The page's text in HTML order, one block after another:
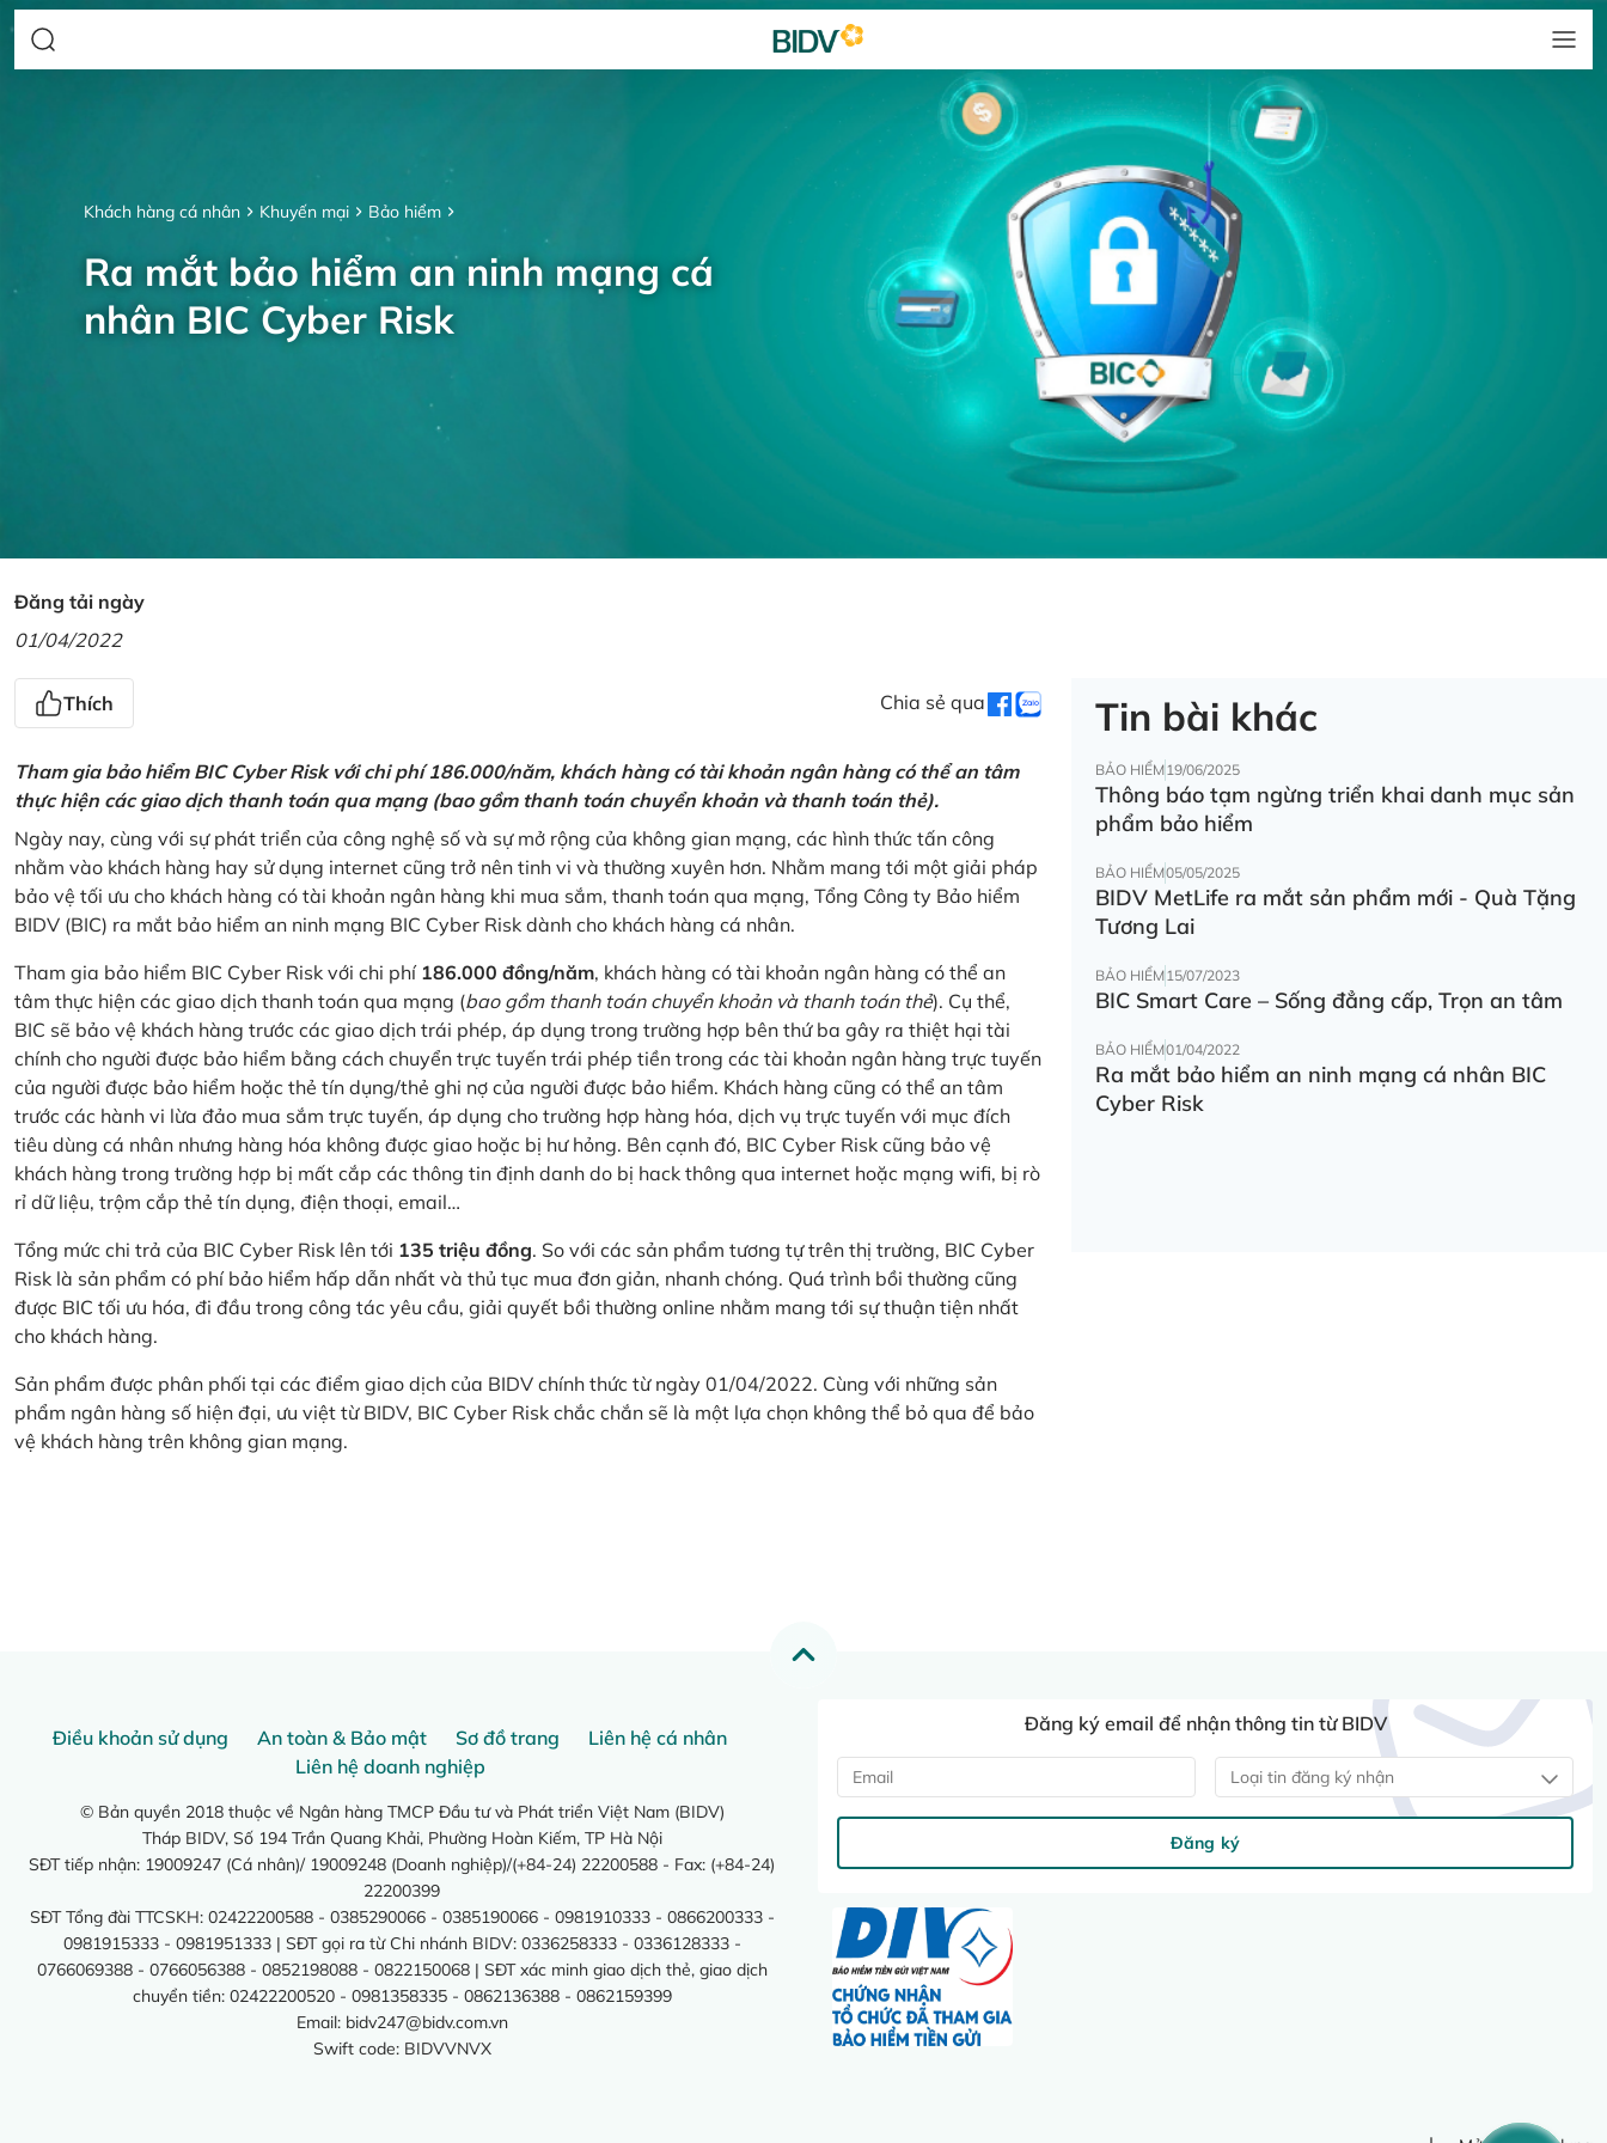
Khách hàng cá nhân Khuyến mại Bảo hiểm
Ra mắt bảo hiểm an ninh mạng cá
nhân BIC Cyber Risk
Đăng tải ngày
01/04/2022
Thích Chia sẻ qua
Tham gia bảo hiểm BIC Cyber Risk với chi phí 186.000/năm, khách hàng có tài khoản ngân hàng có thể an tâm
thực hiện các giao dịch thanh toán qua mạng (bao gồm thanh toán chuyển khoản và thanh toán thẻ).
Ngày nay, cùng với sự phát triển của công nghệ số và sự mở rộng của không gian mạng, các hình thức tấn công
nhằm vào khách hàng hay sử dụng internet cũng trở nên tinh vi và thường xuyên hơn. Nhằm mang tới một giải pháp
bảo vệ tối ưu cho khách hàng có tài khoản ngân hàng khi mua sắm, thanh toán qua mạng, Tổng Công ty Bảo hiểm
BIDV (BIC) ra mắt bảo hiểm an ninh mạng BIC Cyber Risk dành cho khách hàng cá nhân.
Tham gia bảo hiểm BIC Cyber Risk với chi phí 186.000 đồng/năm, khách hàng có tài khoản ngân hàng có thể an
tâm thực hiện các giao dịch thanh toán qua mạng (bao gồm thanh toán chuyển khoản và thanh toán thẻ). Cụ thể,
BIC sẽ bảo vệ khách hàng trước các giao dịch trái phép, áp dụng trong trường hợp bên thứ ba gây ra thiệt hại tài
chính cho người được bảo hiểm bằng cách chuyển trực tuyến trái phép tiền trong các tài khoản ngân hàng trực tuyến
của người được bảo hiểm hoặc thẻ tín dụng/thẻ ghi nợ của người được bảo hiểm. Khách hàng cũng có thể an tâm
trước các hành vi lừa đảo mua sắm trực tuyến, áp dụng cho trường hợp hàng hóa, dịch vụ trực tuyến với mục đích
tiêu dùng cá nhân nhưng hàng hóa không được giao hoặc bị hư hỏng. Bên cạnh đó, BIC Cyber Risk cũng bảo vệ
khách hàng trong trường hợp bị mất cắp các thông tin định danh do bị hack thông qua internet hoặc mạng wifi, bị rò
rỉ dữ liệu, trộm cắp thẻ tín dụng, điện thoại, email…
Tổng mức chi trả của BIC Cyber Risk lên tới 135 triệu đồng. So với các sản phẩm tương tự trên thị trường, BIC Cyber
Risk là sản phẩm có phí bảo hiểm hấp dẫn nhất và thủ tục mua đơn giản, nhanh chóng. Quá trình bồi thường cũng
được BIC tối ưu hóa, đi đầu trong công tác yêu cầu, giải quyết bồi thường online nhằm mang tới sự thuận tiện nhất
cho khách hàng.
Sản phẩm được phân phối tại các điểm giao dịch của BIDV chính thức từ ngày 01/04/2022. Cùng với những sản
phẩm ngân hàng số hiện đại, ưu việt từ BIDV, BIC Cyber Risk chắc chắn sẽ là một lựa chọn không thể bỏ qua để bảo
vệ khách hàng trên không gian mạng.
Tin bài khác
BẢO HIỂM19/06/2025
Thông báo tạm ngừng triển khai danh mục sản
phẩm bảo hiểm
BẢO HIỂM05/05/2025
BIDV MetLife ra mắt sản phẩm mới - Quà Tặng
Tương Lai
BẢO HIỂM15/07/2023
BIC Smart Care – Sống đẳng cấp, Trọn an tâm
BẢO HIỂM01/04/2022
Ra mắt bảo hiểm an ninh mạng cá nhân BIC
Cyber Risk
Điều khoản sử dụng An toàn & Bảo mật Sơ đồ trang
Liên hệ cá nhân
Liên hệ doanh nghiệp
© Bản quyền 2018 thuộc về Ngân hàng TMCP Đầu tư và Phát triển Việt Nam (BIDV)
Tháp BIDV, Số 194 Trần Quang Khải, Phường Hoàn Kiếm, TP Hà Nội
SĐT tiếp nhận: 19009247 (Cá nhân)/ 19009248 (Doanh nghiệp)/(+84-24) 22200588 - Fax: (+84-24)
22200399
SĐT Tổng đài TTCSKH: 02422200588 - 0385290066 - 0385190066 - 0981910333 - 0866200333 -
0981915333 - 0981951333 | SĐT gọi ra từ Chi nhánh BIDV: 0336258333 - 0336128333 -
0766069388 - 0766056388 - 0852198088 - 0822150068 | SĐT xác minh giao dịch thẻ, giao dịch
chuyển tiền: 02422200520 - 0981358335 - 0862136388 - 0862159399
Email: bidv247@bidv.com.vn
Swift code: BIDVVNVX
Đăng ký email để nhận thông tin từ BIDV
Loại tin đăng ký nhận
Đăng ký